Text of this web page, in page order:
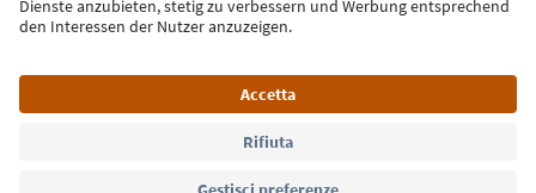
Termini e condizioni
Crediti
Cookie Policy
Alto Adige B2B